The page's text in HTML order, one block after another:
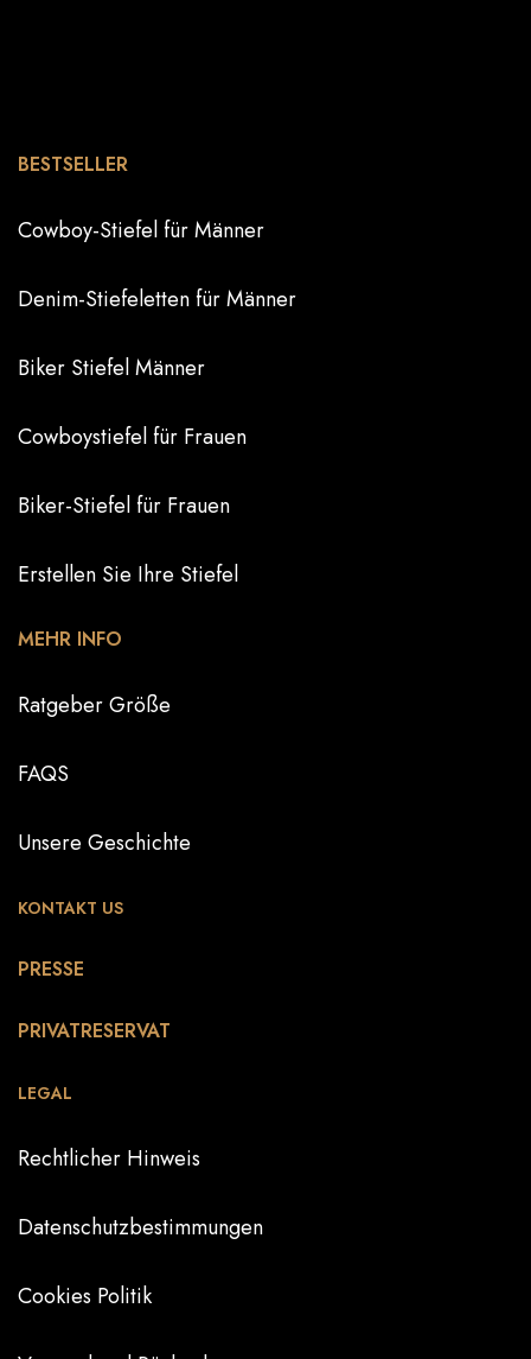
BESTSELLER
Cowboy-Stiefel für Männer
Denim-Stiefeletten für Männer
Biker Stiefel Männer
Cowboystiefel für Frauen
Biker-Stiefel für Frauen
Erstellen Sie Ihre Stiefel
MEHR INFO
Ratgeber Größe
FAQS
Unsere Geschichte
KONTAKT US
PRESSE
PRIVATRESERVAT
LEGAL
Rechtlicher Hinweis
Datenschutzbestimmungen
Cookies Politik